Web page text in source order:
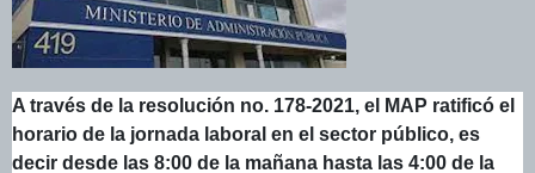
A través de la resolución no. 178-2021, el MAP ratificó el
horario de la jornada laboral en el sector público, es
decir desde las 8:00 de la mañana hasta las 4:00 de la